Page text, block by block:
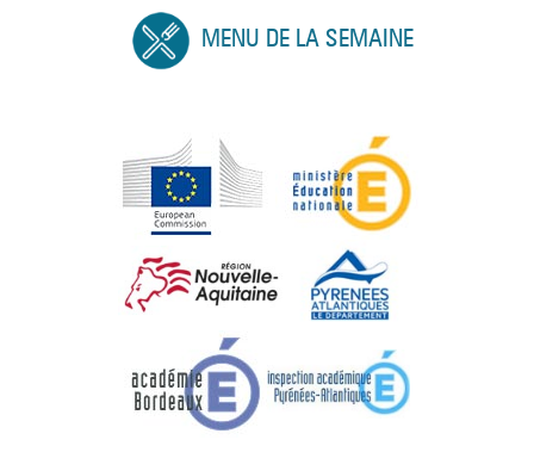
MENU DE LA SEMAINE